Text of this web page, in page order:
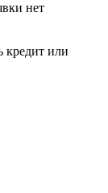
нет
кредит или